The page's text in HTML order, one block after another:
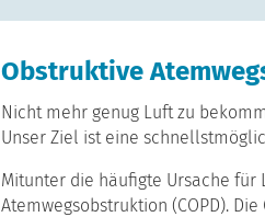
Obstruktive
Nicht mehr genug Luft zu
Unser Ziel ist eine
Mitunter die häufigte Ursache für
Atemwegsobstruktion (COPD).